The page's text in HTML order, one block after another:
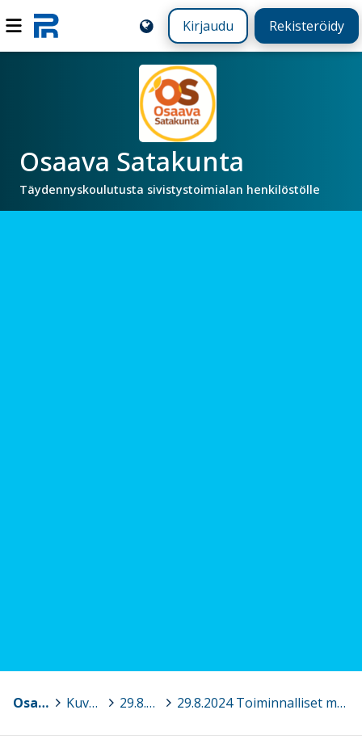
Kirjaudu Rekisteröidy
Osaava Satakunta
Täydennyskoulutusta sivistystoimialan henkilöstölle
Osaava Satakunta Kuvagalleria 29.8.2024 Toiminnalliset opetusmenetelmät aineenopetuksessa, Pori > 29.8.2024 Toiminnalliset menetelmät aineenopetuksessa 2.jpg